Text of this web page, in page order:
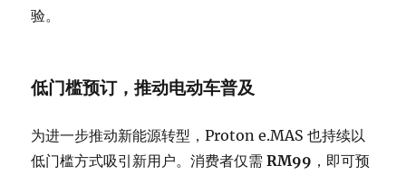
验。
低门槛预订，推动电动车普及
为进一步推动新能源转型，Proton e.MAS 也持续以
低门槛方式吸引新用户。消费者仅需RM99 ，即可预